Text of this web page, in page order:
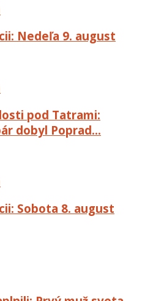
Nedeľa 9. august
pod Tatrami:
dobyl Poprad…
Sobota 8. august